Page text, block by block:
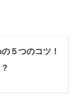
５つのコツ！